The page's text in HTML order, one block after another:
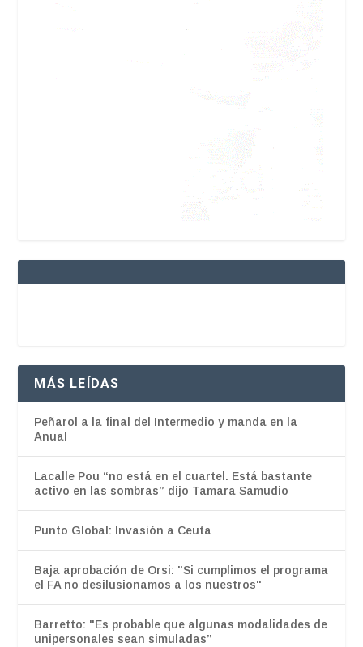
MÁS LEÍDAS
Peñarol a la final del Intermedio y manda en la
Anual
Lacalle Pou “no está en el cuartel. Está bastante
activo en las sombras” dijo Tamara Samudio
Punto Global: Invasión a Ceuta
Baja aprobación de Orsi: "Si cumplimos el programa
el FA no desilusionamos a los nuestros"
Barretto: "Es probable que algunas modalidades de
unipersonales sean simuladas”